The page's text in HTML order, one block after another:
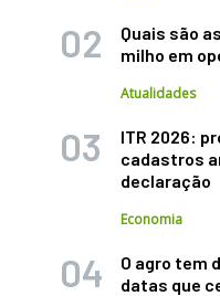
Quais são
milho em
Atualidades
ITR 2026:
cadastros
declaração
Economia
O agro tem
datas que